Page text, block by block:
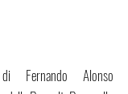
Fernando Alonso